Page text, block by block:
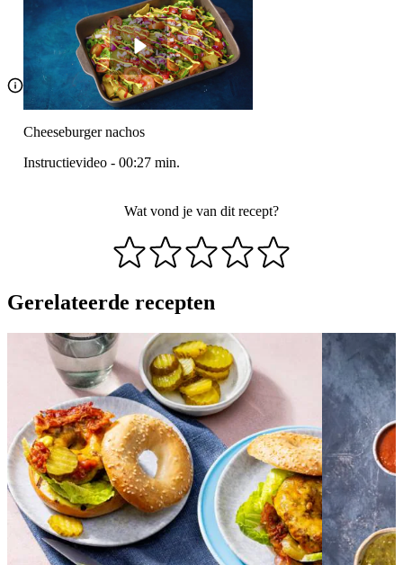
Cheeseburger nachos
Instructievideo - 00:27 min.
Wat vond je van dit recept?
Gerelateerde recepten